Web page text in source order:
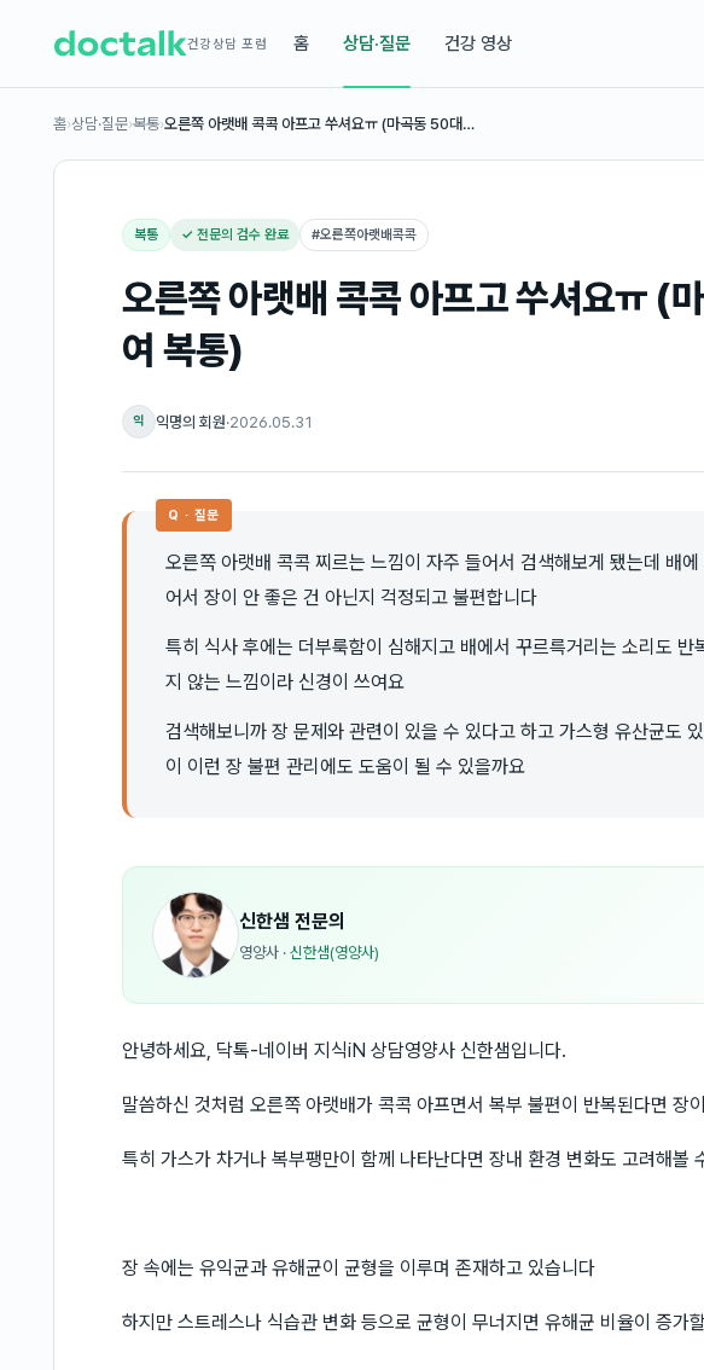
건강상담 포럼 홈 상담·질문 건강 영상
홈›상담·질문›복통›오른쪽 아랫배 콕콕 아프고 쑤셔요ㅠ (마곡동 50대…
복통 ✓ 전문의 검수 완료 #오른쪽아랫배콕콕
오른쪽 아랫배 콕콕 아프고 쑤셔요ㅠ (
여 복통)
익 익명의 회원·2026.05.31
Q · 질문
오른쪽 아랫배 콕콕 찌르는 느낌이 자주 들어서 검색해보게 됐는데 배
어서 장이 안 좋은 건 아닌지 걱정되고 불편합니다
특히 식사 후에는 더부룩함이 심해지고 배에서 꾸르륵거리는 소리도 반
지 않는 느낌이라 신경이 쓰여요
검색해보니까 장 문제와 관련이 있을 수 있다고 하고 가스형 유산균도
이 이런 장 불편 관리에도 도움이 될 수 있을까요
신한샘 전문의
영양사 · 신한샘(영양사)
안녕하세요, 닥톡-네이버 지식iN 상담영양사 신한샘입니다.
말씀하신 것처럼 오른쪽 아랫배가 콕콕 아프면서 복부 불편이 반복된다면 장
특히 가스가 차거나 복부팽만이 함께 나타난다면 장내 환경 변화도 고려해볼
장 속에는 유익균과 유해균이 균형을 이루며 존재하고 있습니다
하지만 스트레스나 식습관 변화 등으로 균형이 무너지면 유해균 비율이 증가